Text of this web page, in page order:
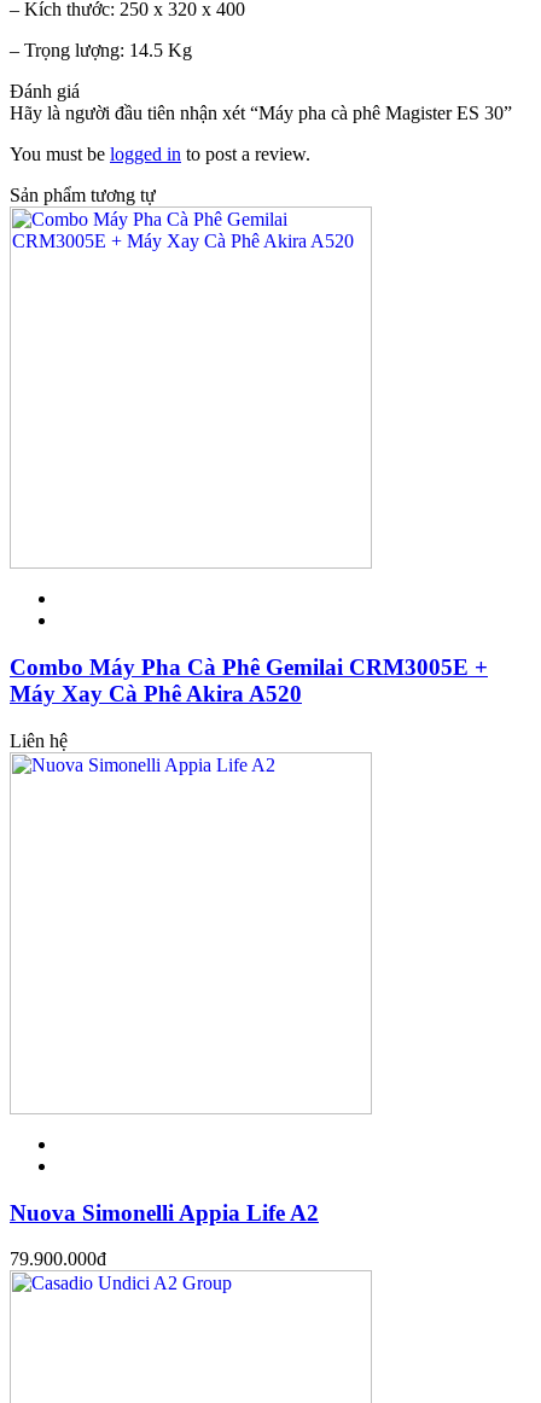
– Kích thước: 250 x 320 x 400
– Trọng lượng: 14.5 Kg
Đánh giá
Hãy là người đầu tiên nhận xét “Máy pha cà phê Magister ES 30”
You must be logged in to post a review.
Sản phẩm tương tự
Combo Máy Pha Cà Phê Gemilai CRM3005E +
Máy Xay Cà Phê Akira A520
Liên hệ
Nuova Simonelli Appia Life A2
79.900.000đ